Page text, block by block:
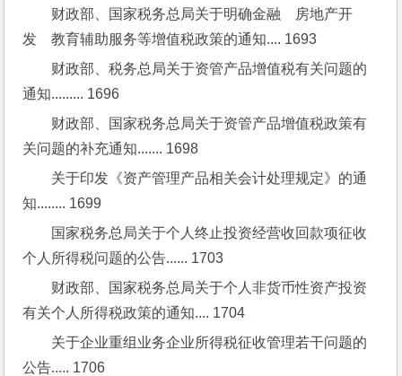
财政部、国家税务总局关于明确金融　房地产开
发　教育辅助服务等增值税政策的通知.... 1693
财政部、税务总局关于资管产品增值税有关问题的
通知......... 1696
财政部、国家税务总局关于资管产品增值税政策有
关问题的补充通知....... 1698
关于印发《资产管理产品相关会计处理规定》的通
知........ 1699
国家税务总局关于个人终止投资经营收回款项征收
个人所得税问题的公告...... 1703
财政部、国家税务总局关于个人非货币性资产投资
有关个人所得税政策的通知.... 1704
关于企业重组业务企业所得税征收管理若干问题的
公告..... 1706